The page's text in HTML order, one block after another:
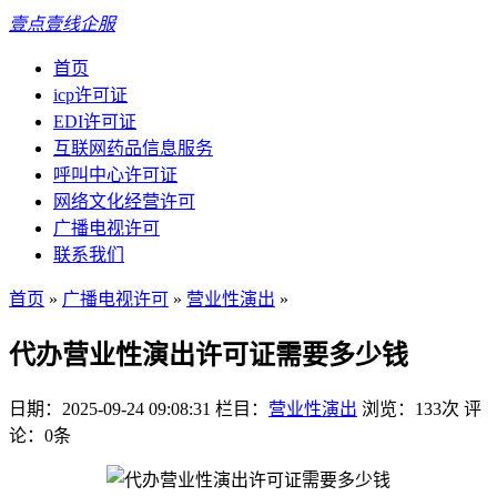
壹点壹线企服
首页
icp许可证
EDI许可证
互联网药品信息服务
呼叫中心许可证
网络文化经营许可
广播电视许可
联系我们
首页 » 广播电视许可 » 营业性演出 »
代办营业性演出许可证需要多少钱
日期：2025-09-24 09:08:31 栏目： 营业性演出 浏览：133次 评
论：0条